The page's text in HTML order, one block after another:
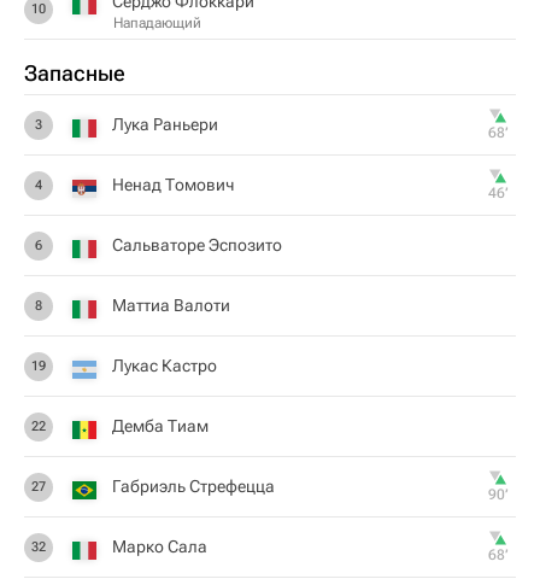
10
Нападающий
Запасные
3 Лука Раньери 68‎’‎
4 Ненад Томович 46‎’‎
6 Сальваторе Эспозито
8 Маттиа Валоти
19 Лукас Кастро
22 Демба Тиам
27 Габриэль Стрефецца 90‎’‎
32 Марко Сала 68‎’‎